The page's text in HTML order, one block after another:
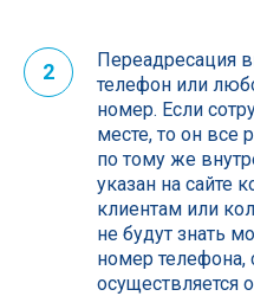
2
Переадресация
телефон или
номер. Если
месте, то он все
по тому же
указан на сайте
клиентам или
не будут знать
номер телефона,
осуществляется